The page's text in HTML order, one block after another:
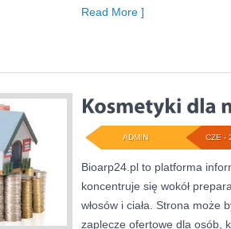
Read More ]
CZE -
ADMIN
Bioarp24.pl to platforma
koncentruje się wokół
włosów i ciała. Strona może
zaplecze ofertowe dla osób,